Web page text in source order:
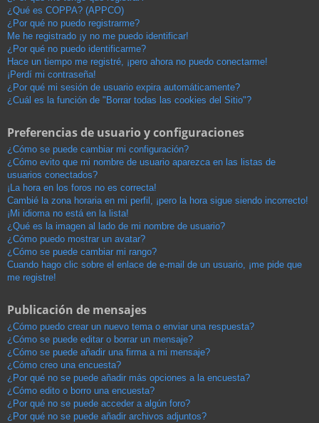
¿Qué es COPPA? (APPCO)
¿Por qué no puedo registrarme?
Me he registrado ¡y no me puedo identificar!
¿Por qué no puedo identificarme?
Hace un tiempo me registré, ¡pero ahora no puedo conectarme!
¡Perdí mi contraseña!
¿Por qué mi sesión de usuario expira automáticamente?
¿Cuál es la función de "Borrar todas las cookies del Sitio"?
Preferencias de usuario y configuraciones
¿Cómo se puede cambiar mi configuración?
¿Cómo evito que mi nombre de usuario aparezca en las listas de
usuarios conectados?
¡La hora en los foros no es correcta!
Cambié la zona horaria en mi perfil, ¡pero la hora sigue siendo incorrecto!
¡Mi idioma no está en la lista!
¿Qué es la imagen al lado de mi nombre de usuario?
¿Cómo puedo mostrar un avatar?
¿Cómo se puede cambiar mi rango?
Cuando hago clic sobre el enlace de e-mail de un usuario, ¡me pide que
me registre!
Publicación de mensajes
¿Cómo puedo crear un nuevo tema o enviar una respuesta?
¿Cómo se puede editar o borrar un mensaje?
¿Cómo se puede añadir una firma a mi mensaje?
¿Cómo creo una encuesta?
¿Por qué no se puede añadir más opciones a la encuesta?
¿Cómo edito o borro una encuesta?
¿Por qué no se puede acceder a algún foro?
¿Por qué no se puede añadir archivos adjuntos?